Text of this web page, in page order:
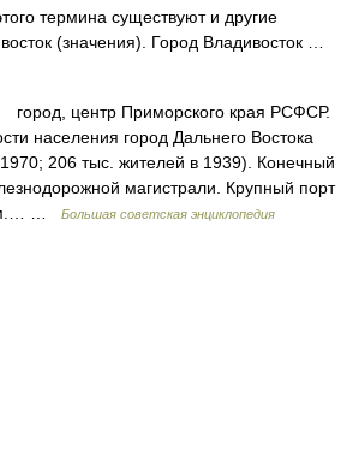
термина существуют и другие
(значения). Город Владивосток …
центр Приморского края РСФСР.
населения город Дальнего Востока
206 тыс. жителей в 1939). Конечный
магистрали. Крупный порт
…
Большая советская энциклопедия